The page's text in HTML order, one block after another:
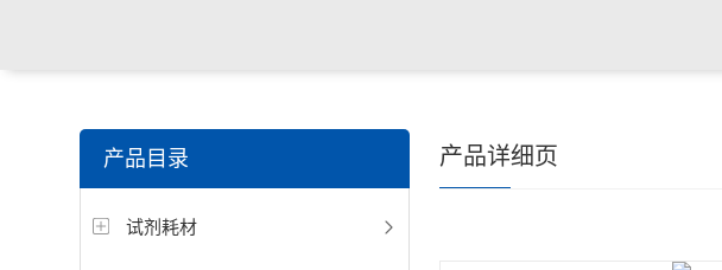
产品详细页
产品目录
试剂耗材